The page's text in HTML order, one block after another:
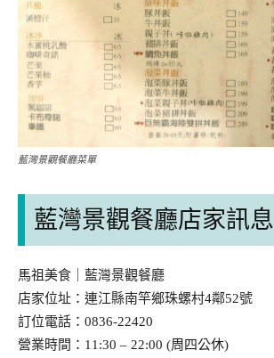
藍灣景觀餐廳菜單
藍灣景觀餐廳店家訊息
馬祖美食｜藍灣景觀餐廳
店家位址：連江縣南竿鄉珠螺村4鄰52號
訂位電話：0836-22420
營業時間：11:30 – 22:00 (周四公休)